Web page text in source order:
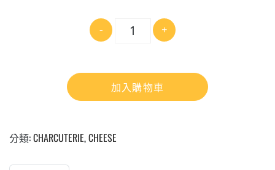
-
數
量
+
加入購物車
分類:CHARCUTERIE,CHEESE